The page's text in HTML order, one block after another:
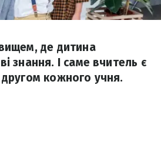
де дитина
знання. І саме вчитель є
кожного учня.